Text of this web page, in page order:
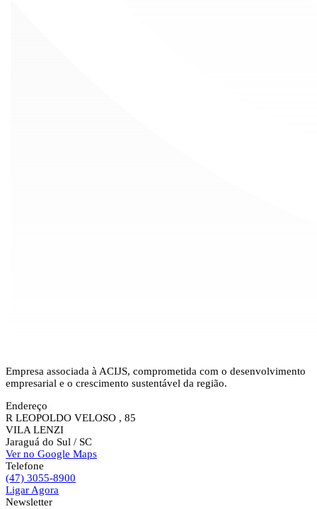
Empresa associada à ACIJS, comprometida com o desenvolvimento
empresarial e o crescimento sustentável da região.
Endereço
R LEOPOLDO VELOSO , 85
VILA LENZI
Jaraguá do Sul / SC
Ver no Google Maps
Telefone
(47) 3055-8900
Ligar Agora
Newsletter